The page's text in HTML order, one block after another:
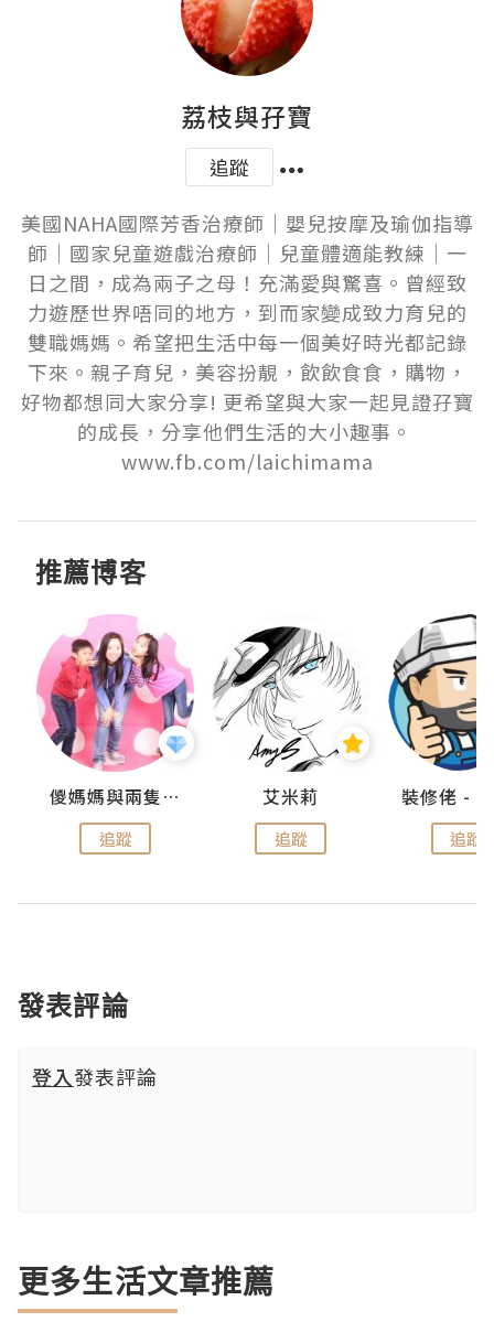
荔枝與孖寶
追蹤
美國NAHA國際芳香治療師｜嬰兒按摩及瑜伽指導
師｜國家兒童遊戲治療師｜兒童體適能教練｜一
日之間，成為兩子之母！充滿愛與驚喜。曾經致
力遊歷世界唔同的地方，到而家變成致力育兒的
雙職媽媽。希望把生活中每一個美好時光都記錄
下來。親子育兒，美容扮靚，飲飲食食，購物，
好物都想同大家分享! 更希望與大家一起見證孖寶
的成長，分享他們生活的大小趣事。
www.fb.com/laichimama
推薦博客
儍媽媽與兩隻小魔怪之家
追蹤
艾米莉
追蹤 追蹤
發表評論
登入發表評論
更多生活文章推薦